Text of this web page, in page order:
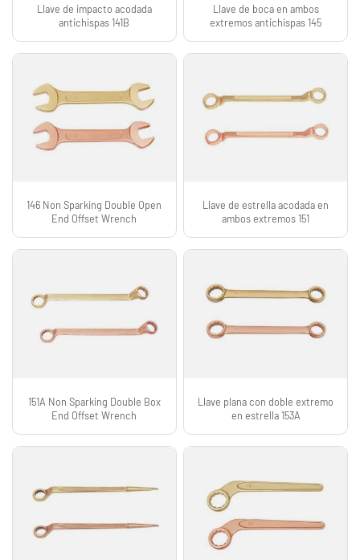
Llave de impacto acodada
antichispas 141B
Llave de boca en ambos
extremos antichispas 145
146 Non Sparking Double Open
End Offset Wrench
Llave de estrella acodada en
ambos extremos 151
151A Non Sparking Double Box
End Offset Wrench
Llave plana con doble extremo
en estrella 153A